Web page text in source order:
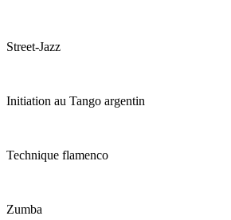
Street-Jazz
Initiation au Tango argentin
Technique flamenco
Zumba